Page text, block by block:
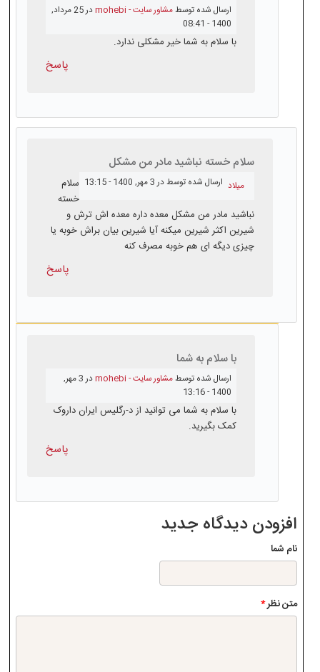
ارسال شده توسطمشاور سایت - mohebi
در 25 مرداد,
1400 - 08:41
با سلام به شما خیر مشکلی ندارد.
پاسخ
سلام خسته نباشید مادر من مشکل
ارسال شده توسط میلاد در 3 مهر, 1400 - 13:15
سلام
خسته
نباشید مادر من مشکل معده داره معده اش ترش و
شیرین اکثر شیرین میکنه آیا شیرین بیان براش خوبه یا
چیزی دیگه ای هم خوبه مصرف کنه
پاسخ
با سلام به شما
ارسال شده توسطمشاور سایت - mohebi
در 3 مهر,
1400 - 13:16
با سلام به شما می توانید از د-رگلیس ایران داروک
کمک بگیرید.
پاسخ
افزودن دیدگاه جدید
نام شما
متن نظر*